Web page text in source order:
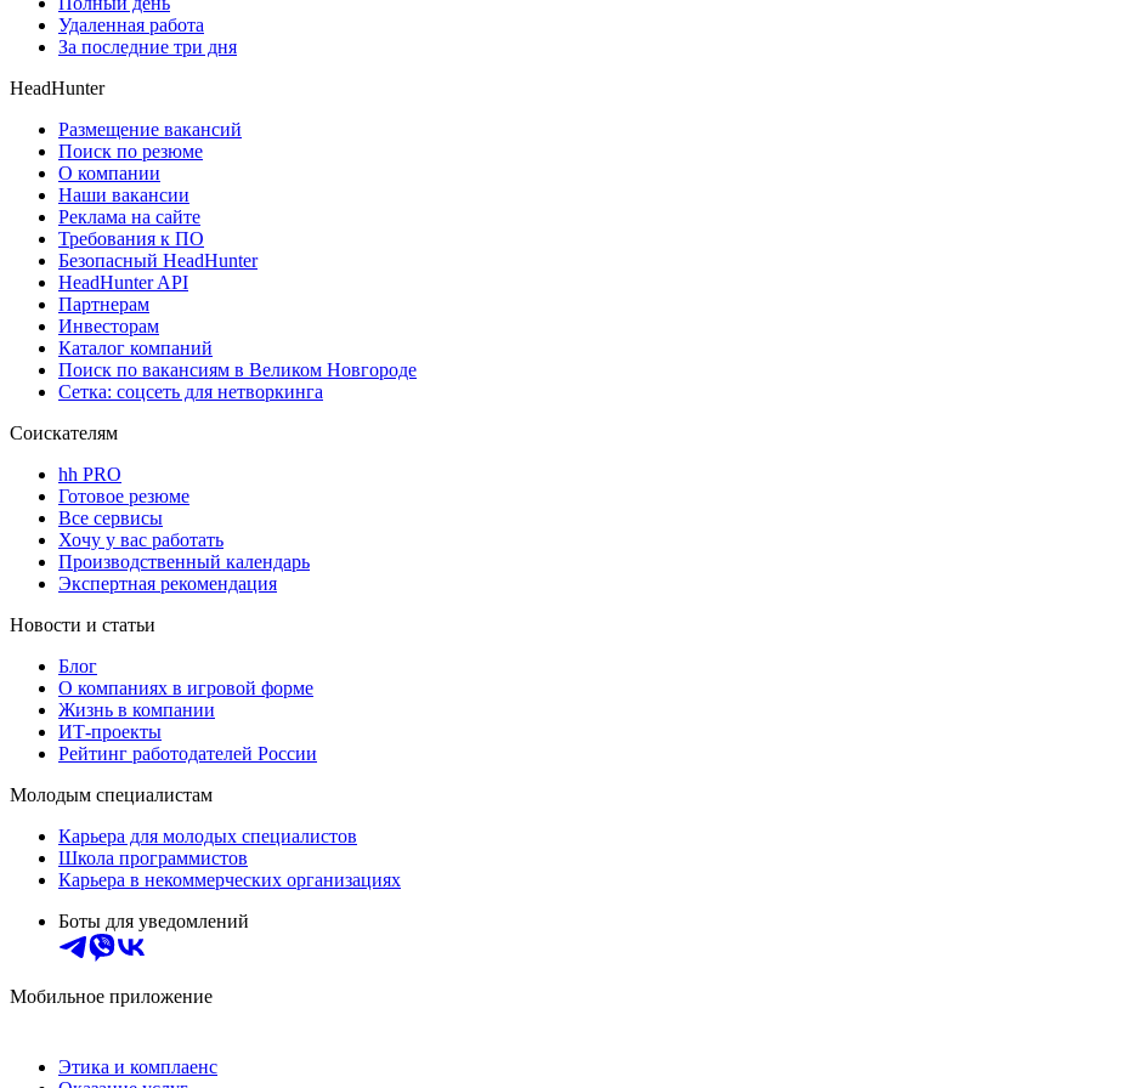
Удаленная работа
За последние три дня
HeadHunter
Размещение вакансий
Поиск по резюме
О компании
Наши вакансии
Реклама на сайте
Требования к ПО
Безопасный HeadHunter
HeadHunter API
Партнерам
Инвесторам
Каталог компаний
Поиск по вакансиям в Великом Новгороде
Сетка: соцсеть для нетворкинга
Соискателям
hh PRO
Готовое резюме
Все сервисы
Хочу у вас работать
Производственный календарь
Экспертная рекомендация
Новости и статьи
Блог
О компаниях в игровой форме
Жизнь в компании
ИТ-проекты
Рейтинг работодателей России
Молодым специалистам
Карьера для молодых специалистов
Школа программистов
Карьера в некоммерческих организациях
Боты для уведомлений
Мобильное приложение
Этика и комплаенс